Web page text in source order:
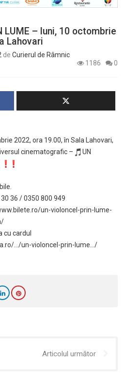
LUME – luni, 10 octombrie
Lahovari
de Curierul de Râmnic
1186
0
2022, ora 19.00, în Sala Lahovari,
cinematografic –
UN
36 / 0350 800 949
un-violoncel-prin-lume-
/
cu cardul
…/un-violoncel-prin-lume…/
Articolul următor